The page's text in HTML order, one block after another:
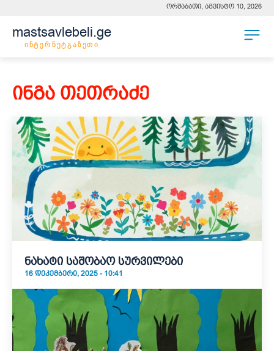
ორშაბათი, აგვისტო 10, 2026
mastsavlebeli.ge
ინტერნეტგაზეთი
ინგა თეთრაძე
ნახატი საშობაო სურვილები
16 ᲓᲔᲙᲔᲛᲑᲔᲠᲘ, 2025 - 10:41